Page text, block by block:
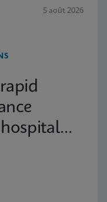
5 août 2026